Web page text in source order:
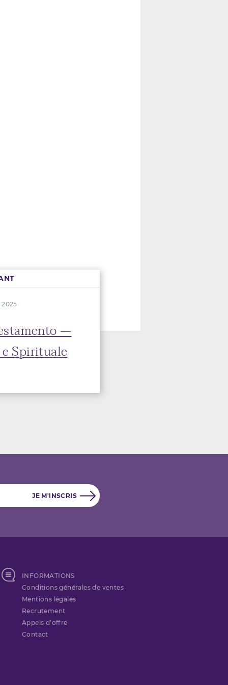
2025
—
Spirituale
INFORMATIONS
Conditions générales de ventes
Mentions légales
Recrutement
Appels d’offre
Contact